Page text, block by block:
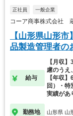
正社員 一般企業
コーア商事株式会社
【山形県山形
品製造管理者の
給与
【月収
慮のうえ
【年収
回）・特
実績があ
勤務地 山形県 山